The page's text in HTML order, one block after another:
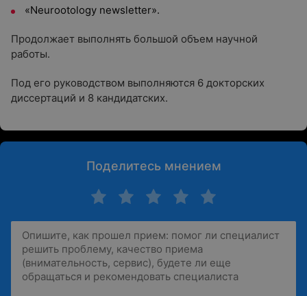
«Neurootology newsletter».
Продолжает выполнять большой объем научной
работы.
Под его руководством выполняются 6 докторских
диссертаций и 8 кандидатских.
Поделитесь мнением